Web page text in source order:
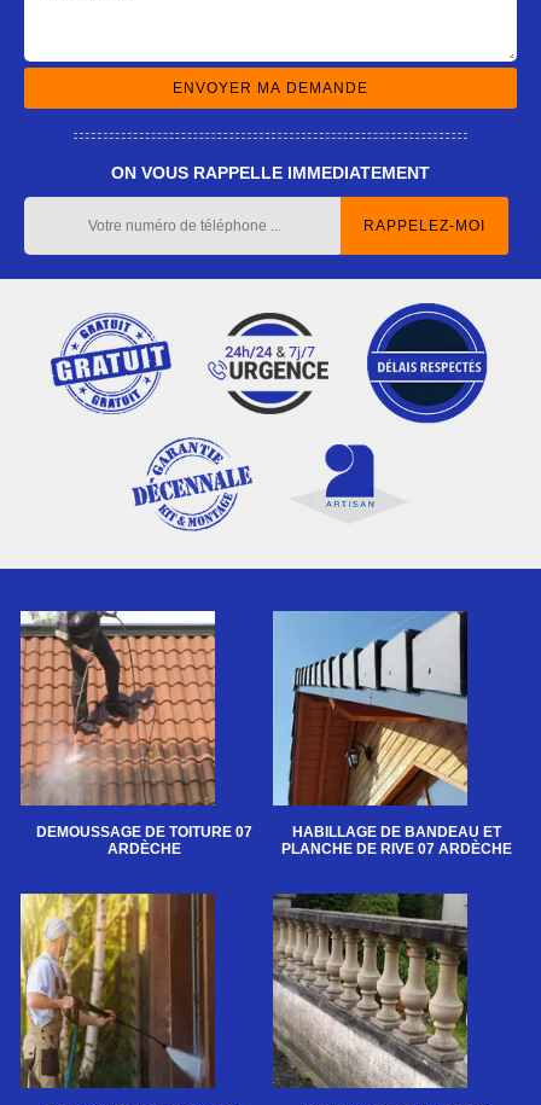
ON VOUS RAPPELLE IMMEDIATEMENT
DEMOUSSAGE DE TOITURE 07
ARDÈCHE
HABILLAGE DE BANDEAU ET
PLANCHE DE RIVE 07 ARDÈCHE